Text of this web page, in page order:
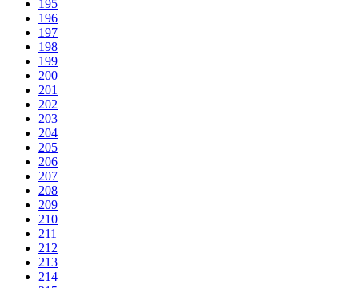
195
196
197
198
199
200
201
202
203
204
205
206
207
208
209
210
211
212
213
214